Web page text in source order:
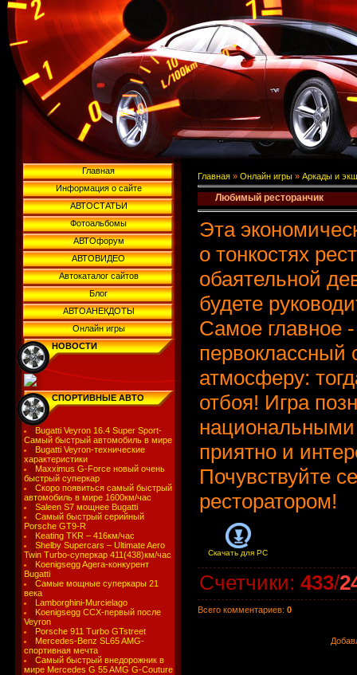
Главная
Информация о сайте
АВТОСТАТЬИ
Фотоальбомы
АВТОфорум
АВТОВИДЕО
Автокаталог сайтов
Блог
АВТОАНЕКДОТЫ
Онлайн игры
НОВОСТИ
СПОРТИВНЫЕ АВТО
Bugatti Veyron 16.4 Super Sport-
Самый быстрый автомобиль в мире
Bugatti Veyron-технические
характеристики
Maxximus G-Force новый очень
быстрый суперкар
Скоро появиться самый быстрый
автомобиль в мире 1600км/час
Saleen S7 мощнее Bugatti
Самый быстрый серийный
Porsche GT9-R
Keating TKR – 416км/час
Shelby Supercars – Ultimate Aero
Twin Turbo-суперкар 411(438)км/час
Koenigsegg Agera-конкурент
Bugatti
Самые мощные суперкары 21
века
Lamborghini-Murcielago
Koenigsegg CCX-первый после
Veyron
Porsche 911 Turbo GTstreet
Mercedes-Benz SL65 AMG-
спортивная мечта
Самый быстрый внедорожник в
мире Mercedes G 55 AMG G-Couture
Главная » Онлайн игры » Аркады и
Любимый ресторанчик
Эта
о тонкостях
обаятельной
будете
Самое главное
первоклассный
атмосферу:
отбоя! Игра
национальными
приятно и
Почувствуйте
ресторатором!
Скачать для PC
Счетчики: 433/
Всего комментариев: 0